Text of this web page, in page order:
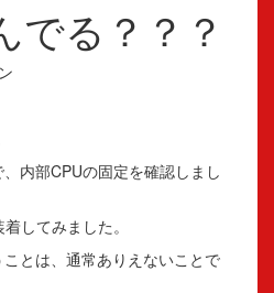
でる？？？
内部CPUの固定を確認しまし
してみました。
とは、通常ありえないことで